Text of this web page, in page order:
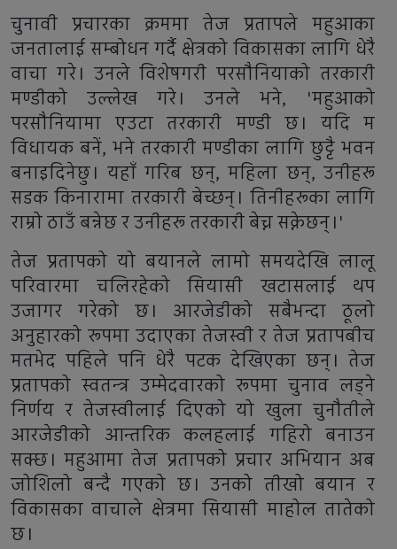
चुनावी प्रचारका क्रममा तेज प्रतापले महुआका
जनतालाई सम्बोधन गर्दै क्षेत्रको विकासका लागि धेरै
वाचा गरे। उनले विशेषगरी परसौनियाको तरकारी
मण्डीको उल्लेख गरे। उनले भने, 'महुआको
परसौनियामा एउटा तरकारी मण्डी छ। यदि म
विधायक बनें, भने तरकारी मण्डीका लागि छुट्टै भवन
बनाइदिनेछु। यहाँ गरिब छन्, महिला छन्, उनीहरू
सडक किनारामा तरकारी बेच्छन्। तिनीहरूका लागि
राम्रो ठाउँ बन्नेछ र उनीहरू तरकारी बेच्न सक्नेछन्।'
तेज प्रतापको यो बयानले लामो समयदेखि लालू
परिवारमा चलिरहेको सियासी खटासलाई थप
उजागर गरेको छ। आरजेडीको सबैभन्दा ठूलो
अनुहारको रूपमा उदाएका तेजस्वी र तेज प्रतापबीच
मतभेद पहिले पनि धेरै पटक देखिएका छन्। तेज
प्रतापको स्वतन्त्र उम्मेदवारको रूपमा चुनाव लड्ने
निर्णय र तेजस्वीलाई दिएको यो खुला चुनौतीले
आरजेडीको आन्तरिक कलहलाई गहिरो बनाउन
सक्छ। महुआमा तेज प्रतापको प्रचार अभियान अब
जोशिलो बन्दै गएको छ। उनको तीखो बयान र
विकासका वाचाले क्षेत्रमा सियासी माहोल तातेको
छ।